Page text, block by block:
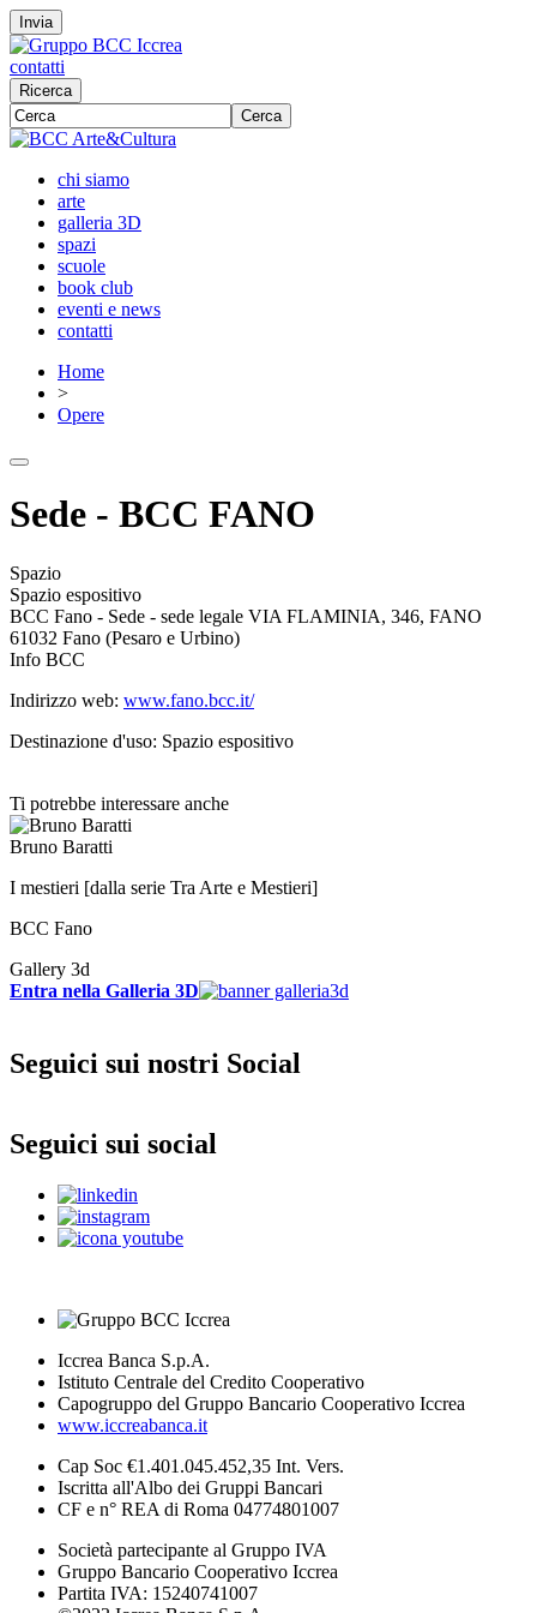
Invia
contatti
Ricerca
Cerca
chi siamo
arte
galleria 3D
spazi
scuole
book club
eventi e news
contatti
Home
>
Opere
Sede - BCC FANO
Spazio
Spazio espositivo
BCC Fano - Sede - sede legale VIA FLAMINIA, 346, FANO
61032 Fano (Pesaro e Urbino)
Info BCC
Indirizzo web: www.fano.bcc.it/
Destinazione d'uso: Spazio espositivo
Ti potrebbe interessare anche
Bruno Baratti
I mestieri [dalla serie Tra Arte e Mestieri]
BCC Fano
Gallery 3d
Entra nella Galleria 3D
Seguici sui nostri Social
Seguici sui social
Iccrea Banca S.p.A.
Istituto Centrale del Credito Cooperativo
Capogruppo del Gruppo Bancario Cooperativo Iccrea
www.iccreabanca.it
Cap Soc €1.401.045.452,35 Int. Vers.
Iscritta all'Albo dei Gruppi Bancari
CF e n° REA di Roma 04774801007
Società partecipante al Gruppo IVA
Gruppo Bancario Cooperativo Iccrea
Partita IVA: 15240741007